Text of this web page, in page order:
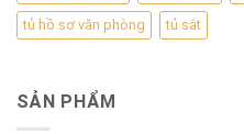
tủ hồ sơ văn phòng tủ sắt
SẢN PHẨM